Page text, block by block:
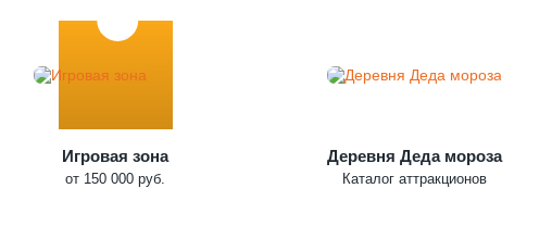
Игровая зона
от 150 000 руб.
Деревня Деда мороза
Каталог аттракционов